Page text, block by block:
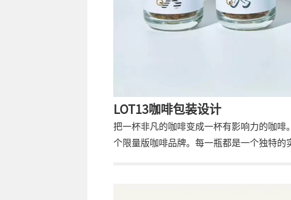
LOT13咖啡包装设计
把一杯非凡的咖啡变成一杯有影响力的咖
个限量版咖啡品牌。每一瓶都是一个独特